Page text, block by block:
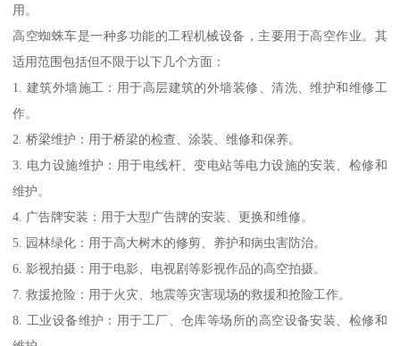
用。
高空蜘蛛车是一种多功能的工程机械设备，主要用于高空作业。其
适用范围包括但不限于以下几个方面：
1. 建筑外墙施工：用于高层建筑的外墙装修、清洗、维护和维修工
作。
2. 桥梁维护：用于桥梁的检查、涂装、维修和保养。
3. 电力设施维护：用于电线杆、变电站等电力设施的安装、检修和
维护。
4. 广告牌安装：用于大型广告牌的安装、更换和维修。
5. 园林绿化：用于高大树木的修剪、养护和病虫害防治。
6. 影视拍摄：用于电影、电视剧等影视作品的高空拍摄。
7. 救援抢险：用于火灾、地震等灾害现场的救援和抢险工作。
8. 工业设备维护：用于工厂、仓库等场所的高空设备安装、检修和